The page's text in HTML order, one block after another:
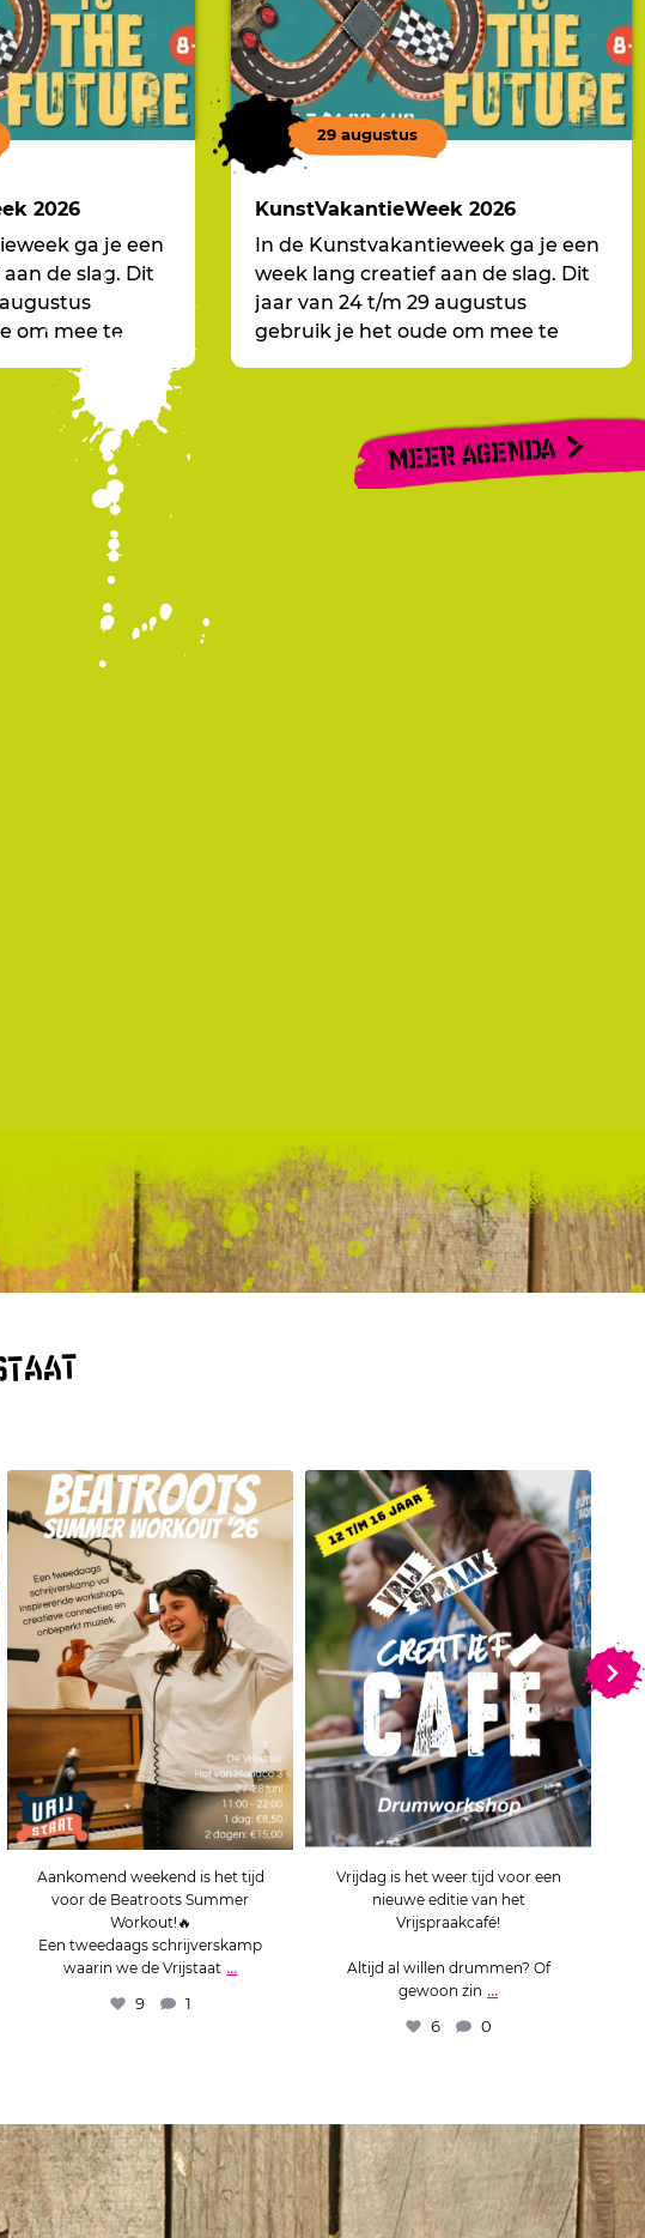
2026
ga je een
de slag. Dit
om mee te
29 augustus
KunstVakantieWeek 2026
In de Kunstvakantieweek ga je een
week lang creatief aan de slag. Dit
jaar van 24 t/m 29 augustus
gebruik je het oude om mee te
MEER AGENDA
Jun 25
Aankomend weekend is het tijd
voor de Beatroots Summer
Workout!🔥
Een tweedaags schrijverskamp
waarin we de Vrijstaat ...
9 1
Jun 23
Vrijdag is het weer tijd voor een
nieuwe editie van het
Vrijspraakcafé!
Altijd al willen drummen? Of
gewoon zin ...
6 0